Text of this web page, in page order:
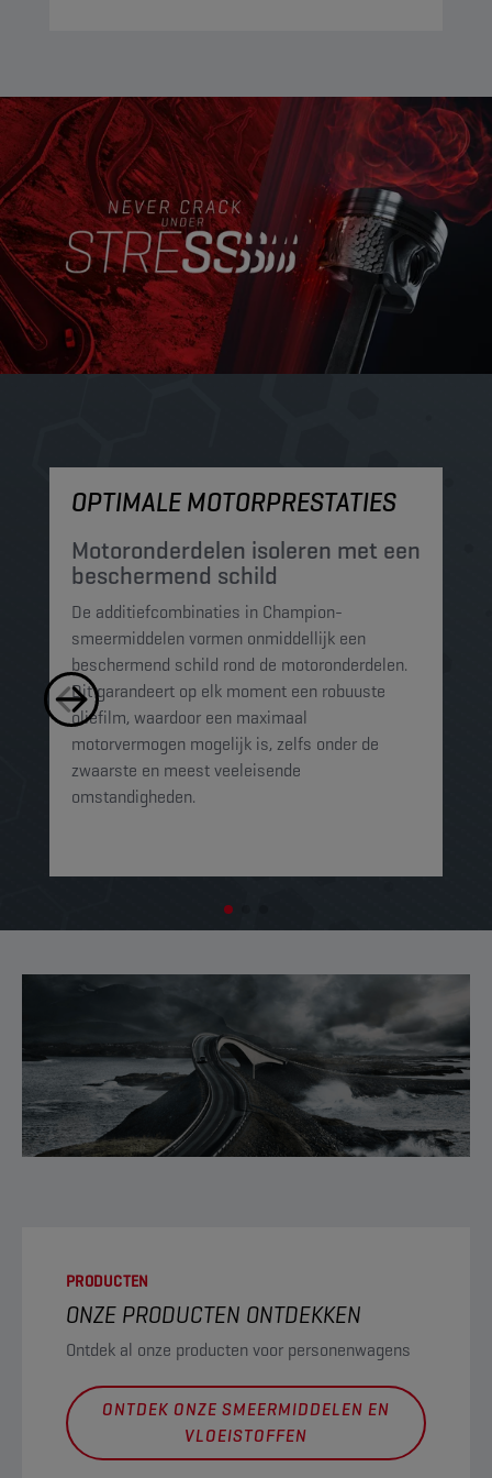
OPTIMALE MOTORPRESTATIES
Motoronderdelen isoleren met een
beschermend schild
De additiefcombinaties in Champion-
smeermiddelen vormen onmiddellijk een
beschermend schild rond de motoronderdelen.
Dit garandeert op elk moment een robuuste
oliefilm, waardoor een maximaal
motorvermogen mogelijk is, zelfs onder de
zwaarste en meest veeleisende
omstandigheden.
PRODUCTEN
ONZE PRODUCTEN ONTDEKKEN
Ontdek al onze producten voor personenwagens
ONTDEK ONZE SMEERMIDDELEN EN
VLOEISTOFFEN